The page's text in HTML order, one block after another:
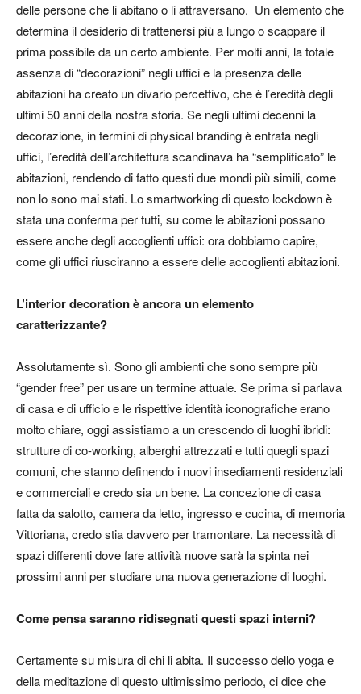
delle persone che li abitano o li attraversano. Un elemento che
determina il desiderio di trattenersi più a lungo o scappare il
prima possibile da un certo ambiente. Per molti anni, la totale
assenza di “decorazioni” negli uffici e la presenza delle
abitazioni ha creato un divario percettivo, che è l’eredità degli
ultimi 50 anni della nostra storia. Se negli ultimi decenni la
decorazione, in termini di physical branding è entrata negli
uffici, l’eredità dell’architettura scandinava ha “semplificato” le
abitazioni, rendendo di fatto questi due mondi più simili, come
non lo sono mai stati. Lo smartworking di questo lockdown è
stata una conferma per tutti, su come le abitazioni possano
essere anche degli accoglienti uffici: ora dobbiamo capire,
come gli uffici riusciranno a essere delle accoglienti abitazioni.
L’interior decoration è ancora un elemento
caratterizzante?
Assolutamente sì. Sono gli ambienti che sono sempre più
“gender free” per usare un termine attuale. Se prima si parlava
di casa e di ufficio e le rispettive identità iconografiche erano
molto chiare, oggi assistiamo a un crescendo di luoghi ibridi:
strutture di co-working, alberghi attrezzati e tutti quegli spazi
comuni, che stanno definendo i nuovi insediamenti residenziali
e commerciali e credo sia un bene. La concezione di casa
fatta da salotto, camera da letto, ingresso e cucina, di memoria
Vittoriana, credo stia davvero per tramontare. La necessità di
spazi differenti dove fare attività nuove sarà la spinta nei
prossimi anni per studiare una nuova generazione di luoghi.
Come pensa saranno ridisegnati questi spazi interni?
Certamente su misura di chi li abita. Il successo dello yoga e
della meditazione di questo ultimissimo periodo, ci dice che